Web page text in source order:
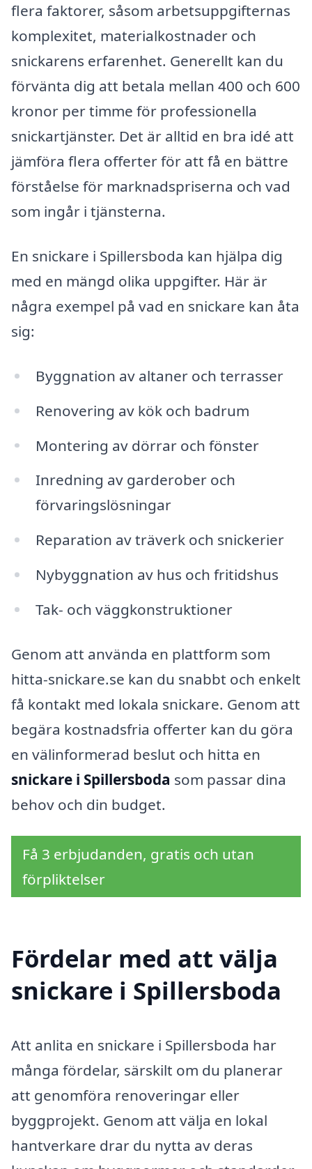
flera faktorer, såsom arbetsuppgifternas
komplexitet, materialkostnader och
snickarens erfarenhet. Generellt kan du
förvänta dig att betala mellan 400 och 600
kronor per timme för professionella
snickartjänster. Det är alltid en bra idé att
jämföra flera offerter för att få en bättre
förståelse för marknadspriserna och vad
som ingår i tjänsterna.
En snickare i Spillersboda kan hjälpa dig
med en mängd olika uppgifter. Här är
några exempel på vad en snickare kan åta
sig:
Byggnation av altaner och terrasser
Renovering av kök och badrum
Montering av dörrar och fönster
Inredning av garderober och
förvaringslösningar
Reparation av träverk och snickerier
Nybyggnation av hus och fritidshus
Tak- och väggkonstruktioner
Genom att använda en plattform som
hitta-snickare.se kan du snabbt och enkelt
få kontakt med lokala snickare. Genom att
begära kostnadsfria offerter kan du göra
en välinformerad beslut och hitta en
snickare i Spillersboda som passar dina
behov och din budget.
Få 3 erbjudanden, gratis och utan
förpliktelser
Fördelar med att välja
snickare i Spillersboda
Att anlita en snickare i Spillersboda har
många fördelar, särskilt om du planerar
att genomföra renoveringar eller
byggprojekt. Genom att välja en lokal
hantverkare drar du nytta av deras